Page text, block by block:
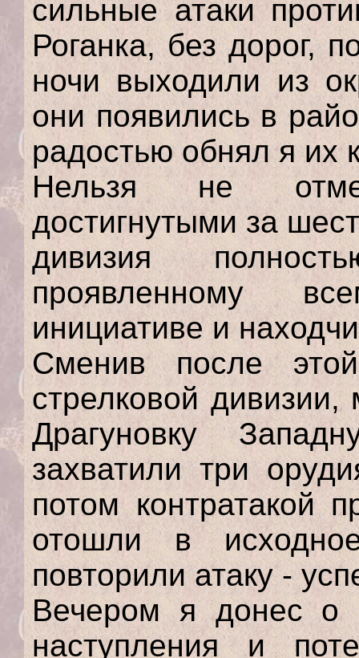
сильные атаки
Роганка, без дорог,
ночи выходили из
они появились в
радостью обнял я их
Нельзя не
достигнутыми за
дивизия
проявленному
инициативе и
Сменив после
стрелковой
Драгуновку
захватили три
потом контратакой
отошли в
повторили атаку -
Вечером я донес о
наступления и